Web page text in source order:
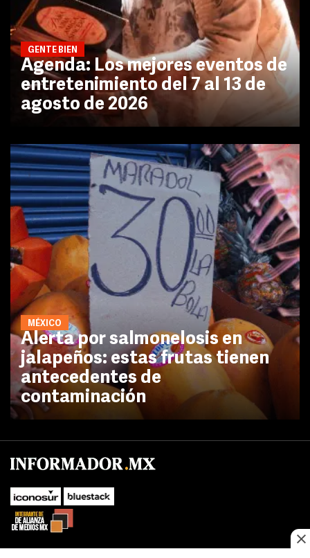
GENTE BIEN
Agenda: Los mejores eventos de
entretenimiento del 7 al 13 de
agosto de 2026
MÉXICO
Alerta por salmonelosis en
jalapeños: estas frutas tienen
antecedentes de
contaminación